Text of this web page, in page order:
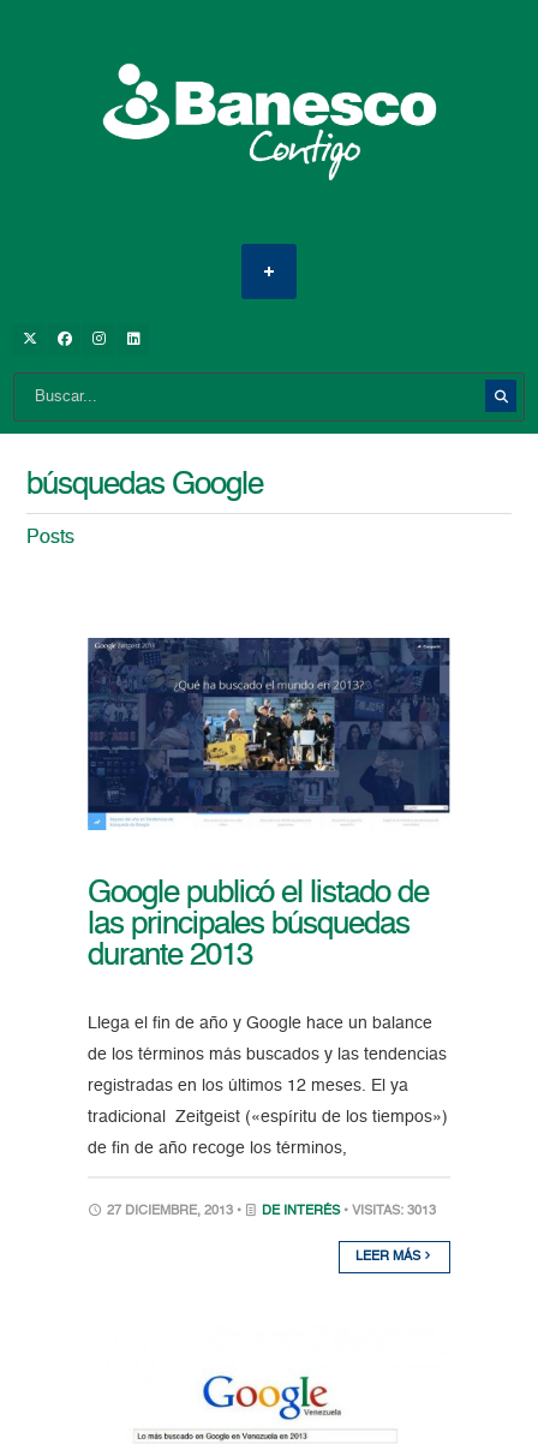
búsquedas Google
Posts
Google publicó el listado de
las principales búsquedas
durante 2013
Llega el fin de año y Google hace un balance
de los términos más buscados y las tendencias
registradas en los últimos 12 meses. El ya
tradicional Zeitgeist («espíritu de los tiempos»)
de fin de año recoge los términos,
27 DICIEMBRE, 2013 • DE INTERÉS • VISITAS: 3013
LEER MÁS